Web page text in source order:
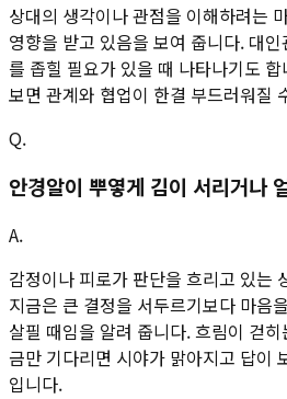
상대의 생각이나 관점을 이해하려는
영향을 받고 있음을 보여 줍니다. 대
를 좁힐 필요가 있을 때 나타나기도
보면 관계와 협업이 한결 부드러워질
Q.
안경알이 뿌옇게 김이 서리거나
A.
감정이나 피로가 판단을 흐리고 있는
지금은 큰 결정을 서두르기보다 마음
살필 때임을 알려 줍니다. 흐림이 걷
금만 기다리면 시야가 맑아지고 답이
입니다.